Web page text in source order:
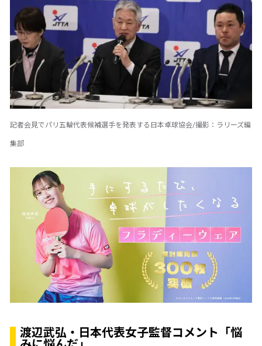
記者会見でパリ五輪代表候補選手を発表する日本卓球協会/撮影：ラリーズ編
集部
渡辺武弘・日本代表女子監督コメント「悩